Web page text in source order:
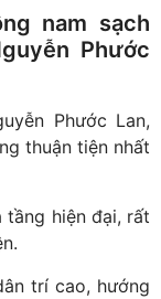
nam sạch
Phước
Phước Lan,
thuận tiện nhất
tầng hiện đại, rất
trí cao, hướng